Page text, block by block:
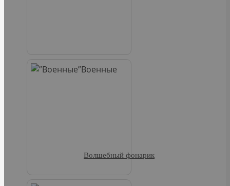
Военные
Волшебный фонарик